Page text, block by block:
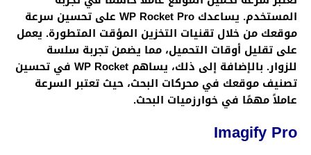
المستخدم. يساعدك WP Rocket Pro على تحسين سرعة
موقعك من خلال تقنيات التخزين المؤقت المتطورة. يعمل
على تقليل أوقات التحميل، مما يضمن تجربة سلسة
للزوار. بالإضافة إلى ذلك، يساهم WP Rocket في تحسين
تصنيف موقعك في محركات البحث، حيث تعتبر السرعة
عاملاً مهمًا في خوارزميات البحث.
Imagify Pro